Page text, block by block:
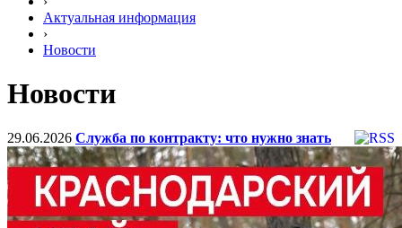
Актуальная информация
›
Новости
Новости
29.06.2026 Служба по контракту: что нужно знать